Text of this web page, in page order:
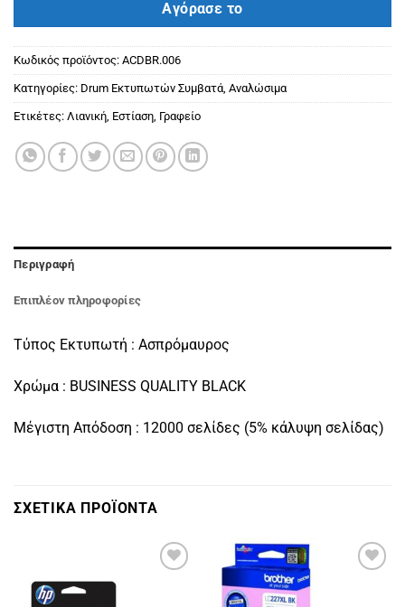
Αγόρασε το
Κωδικός προϊόντος: ACDBR.006
Κατηγορίες: Drum Εκτυπωτών Συμβατά, Αναλώσιμα
Ετικέτες: Λιανική, Εστίαση, Γραφείο
Περιγραφή
Επιπλέον πληροφορίες
Τύπος Εκτυπωτή : Ασπρόμαυρος
Χρώμα : BUSINESS QUALITY BLACK
Μέγιστη Απόδοση : 12000 σελίδες (5% κάλυψη σελίδας)
ΣΧΕΤΙΚΑ ΠΡΟΪΟΝΤΑ